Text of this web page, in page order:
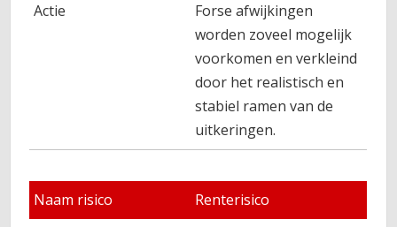
Actie
Forse afwijkingen
worden zoveel mogelijk
voorkomen en verkleind
door het realistisch en
stabiel ramen van de
uitkeringen.
Naam risico
Renterisico